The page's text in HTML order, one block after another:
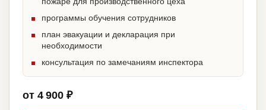
программы обучения сотрудников
план эвакуации и декларация при
необходимости
консультация по замечаниям инспектора
от 4 900 ₽